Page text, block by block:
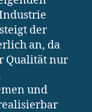
der
an, da
Qualität nur
und